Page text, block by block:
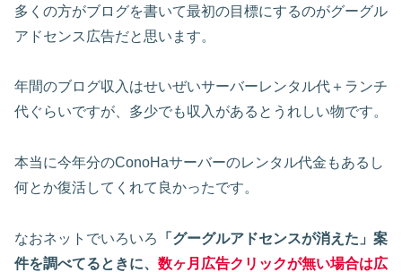
多くの方がブログを書いて最初の目標にするのがグーグル
アドセンス広告だと思います。
年間のブログ収入はせいぜいサーバーレンタル代＋ランチ
代ぐらいですが、多少でも収入があるとうれしい物です。
本当に今年分のConoHaサーバーのレンタル代金もあるし
何とか復活してくれて良かったです。
なおネットでいろいろ
「グーグルアドセンスが消えた」案
件を調べてるときに、 数ヶ月広告クリックが無い場合は広